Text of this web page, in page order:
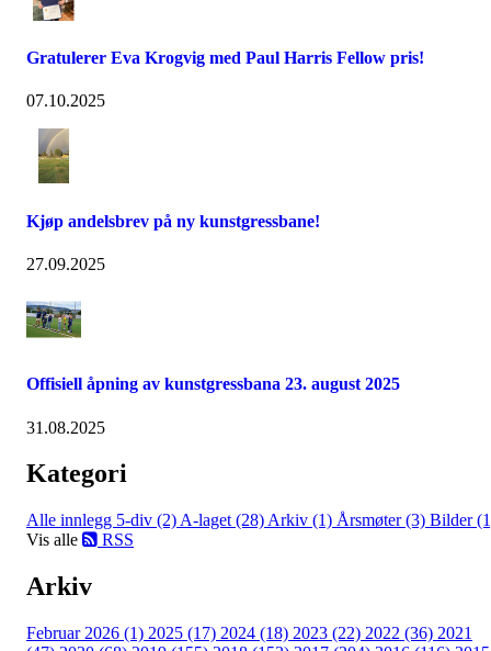
Gratulerer Eva Krogvig med Paul Harris Fellow pris!
07.10.2025
Kjøp andelsbrev på ny kunstgressbane!
27.09.2025
Offisiell åpning av kunstgressbana 23. august 2025
31.08.2025
Kategori
Alle innlegg 5-div (2) A-laget (28) Arkiv (1) Årsmøter (3) Bilder
Vis alle
RSS
Arkiv
Februar 2026 (1) 2025 (17) 2024 (18) 2023 (22) 2022 (36) 2021